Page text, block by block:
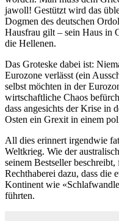
jawoll! Gestützt wird das
Dogmen des deutschen
Hausfrau gilt – sein Haus in
die Hellenen.
Das Groteske dabei ist:
Eurozone verlässt (ein
selbst möchten in der
wirtschaftliche Chaos
dass angesichts der Krise in
Osten ein Grexit in einem
All dies erinnert irgendwie
Weltkrieg. Wie der
seinem Bestseller
Rechthaberei dazu, dass die
Kontinent wie
führten.